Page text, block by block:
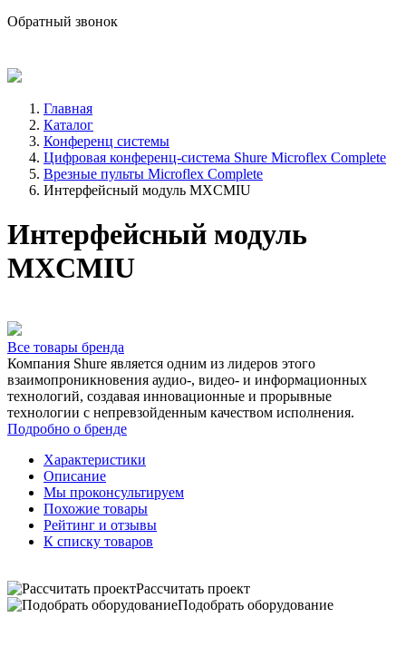
Обратный звонок
Главная
Каталог
Конференц системы
Цифровая конференц-система Shure Microflex Complete
Врезные пульты Microflex Complete
Интерфейсный модуль MXCMIU
Интерфейсный модуль
MXCMIU
Все товары бренда
Компания Shure является одним из лидеров этого
взаимопроникновения аудио-, видео- и информационных
технологий, создавая инновационные и прорывные
технологии с непревзойденным качеством исполнения.
Подробно о бренде
Характеристики
Описание
Мы проконсультируем
Похожие товары
Рейтинг и отзывы
К списку товаров
Рассчитать проект
Подобрать оборудование